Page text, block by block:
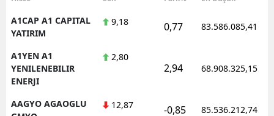
Elazığ
A1CAP A1 CAPITAL
YATIRIM
9,18 0,77 83.586.085,41
A1YEN A1
YENILENEBILIR
ENERJI
2,80
2,94 68.908.325,15
AAGYO AGAOGLU
12,87 -0,85 85.536.212,74